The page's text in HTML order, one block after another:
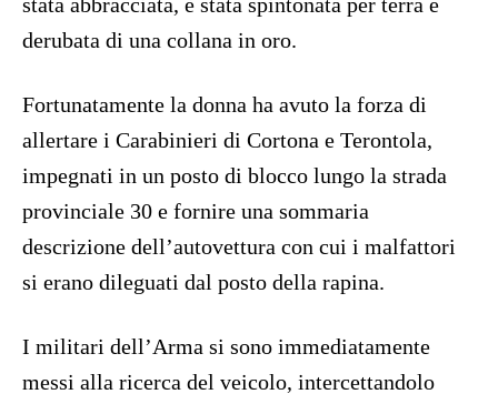
derubata di una collana in oro.
Fortunatamente la donna ha avuto la forza di
allertare i Carabinieri di Cortona e Terontola,
impegnati in un posto di blocco lungo la strada
provinciale 30 e fornire una sommaria
descrizione dell’autovettura con cui i malfattori
si erano dileguati dal posto della rapina.
I militari dell’Arma si sono immediatamente
messi alla ricerca del veicolo, intercettandolo